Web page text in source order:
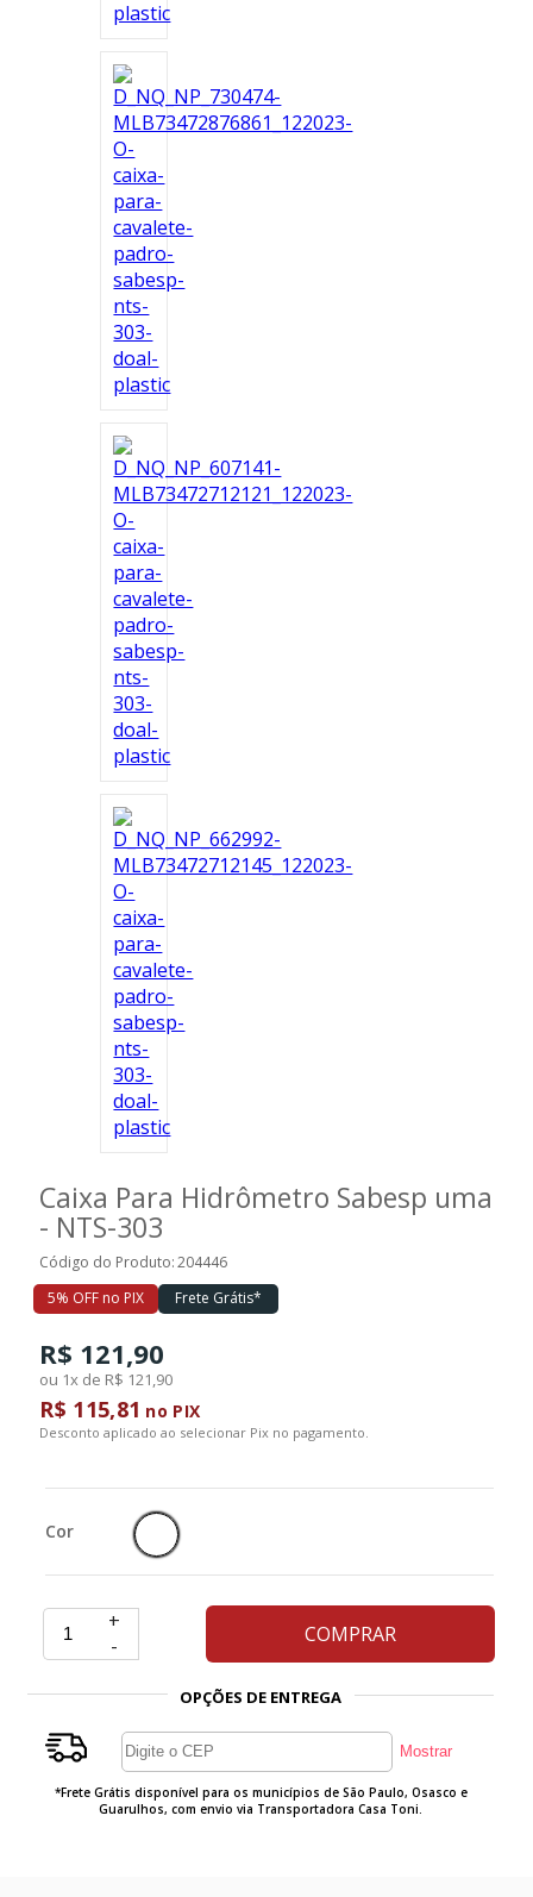
Caixa Para Hidrômetro Sabesp uma
- NTS-303
Código do Produto: 204446
5% OFF no PIX
Frete Grátis*
R$ 121,90
ou 1x de R$ 121,90
R$ 115,81 no PIX
Desconto aplicado ao selecionar Pix no pagamento.
Cor
+
-
COMPRAR
OPÇÕES DE ENTREGA
*Frete Grátis disponível para os municípios de São Paulo, Osasco e
Guarulhos, com envio via Transportadora Casa Toni.